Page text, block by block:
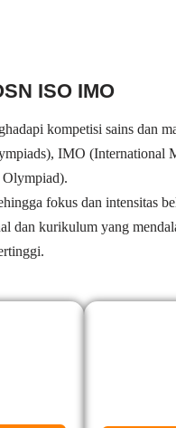
ISO IMO
kompetisi sains dan
IMO
Olympiad).
fokus dan intensitas
kurikulum yang